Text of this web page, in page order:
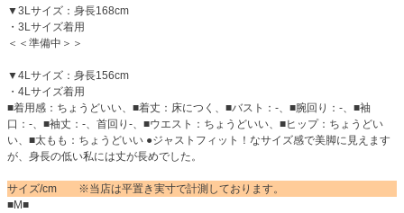
▼3Lサイズ：身長168cm
・3Lサイズ着用
＜＜準備中＞＞
▼4Lサイズ：身長156cm
・4Lサイズ着用
■着用感：ちょうどいい、■着丈：床につく、■バスト：-、■腕回り：-、■袖
口：-、■袖丈：-、首回り-、■ウエスト：ちょうどいい、■ヒップ：ちょうどい
い、■太もも：ちょうどいい ●ジャストフィット！なサイズ感で美脚に見えます
が、身長の低い私には丈が長めでした。
サイズ/cm ※当店は平置き実寸で計測しております。
■M■